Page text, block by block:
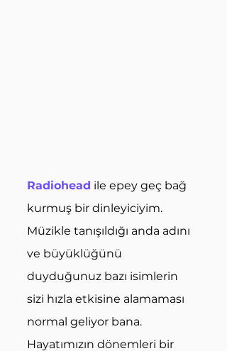
Radiohead ile epey geç bağ
kurmuş bir dinleyiciyim.
Müzikle tanışıldığı anda adını
ve büyüklüğünü
duyduğunuz bazı isimlerin
sizi hızla etkisine alamaması
normal geliyor bana.
Hayatımızın dönemleri bir